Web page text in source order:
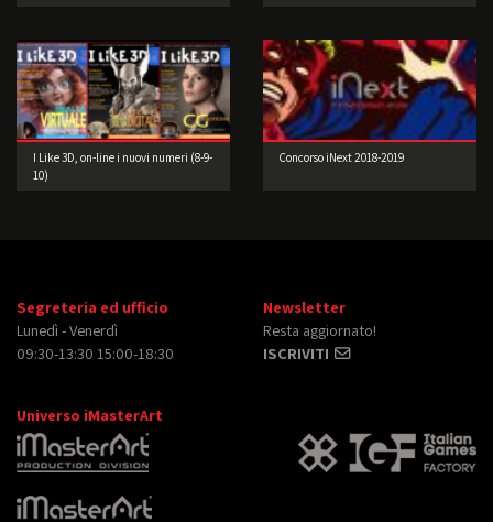
I Like 3D, on-line i nuovi numeri (8-9-
10)
Concorso iNext 2018-2019
Segreteria ed ufficio
Lunedì - Venerdì
09:30-13:30 15:00-18:30
Newsletter
Resta aggiornato!
ISCRIVITI
Universo iMasterArt